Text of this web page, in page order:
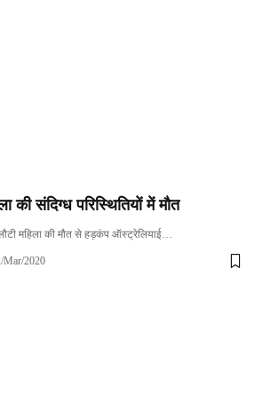
की संदिग्ध परिस्थितियों में मौत
महिला की मौत से हड़कंप ऑस्ट्रेलियाई…
Mar/2020